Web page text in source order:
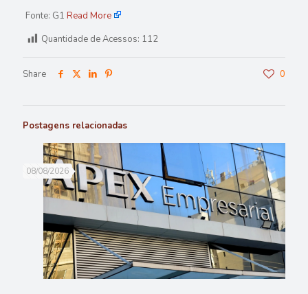
Fonte: G1 Read More
Quantidade de Acessos: 112
Share 0
Postagens relacionadas
08/08/2026